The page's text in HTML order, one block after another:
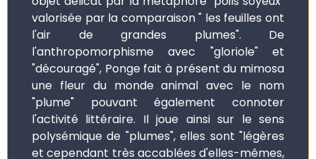
valorisée par la comparaison " les feuilles ont
l'air de grandes plumes". De
l'anthropomorphisme avec "gloriole" et
"découragé", Ponge fait à présent du mimosa
une fleur du monde animal avec le nom
"plume" pouvant également connoter
l'activité littéraire. Il joue ainsi sur le sens
polysémique de "plumes", elles sont "légères
et cependant très accablées d'elles-mêmes,